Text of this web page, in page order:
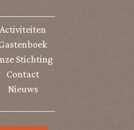
Activiteiten
Stichting
Contact
Nieuws